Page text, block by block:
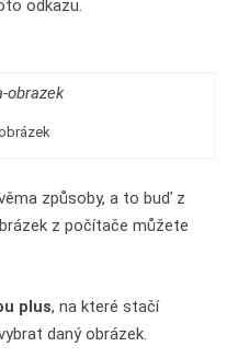
odkazu.
způsoby, a to buď z
z počítače můžete
plus, na které stačí
daný obrázek.